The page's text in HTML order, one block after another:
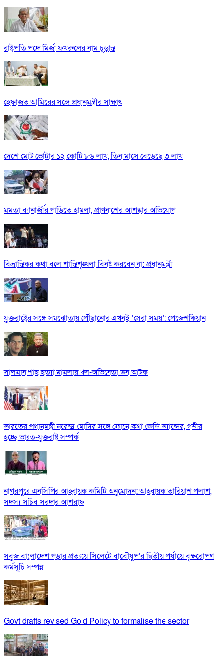
রাষ্ট্রপতি পদে মির্জা ফখরুলের নাম চূড়ান্ত
হেফাজত আমিরের সঙ্গে প্রধানমন্ত্রীর সাক্ষাৎ
দেশে মোট ভোটার ১২ কোটি ৮৬ লাখ, তিন মাসে বেড়েছে ৩ লাখ
মমতা ব্যানার্জীর গাড়িতে হামলা, প্রাণনাশের আশঙ্কার অভিযোগ
বিভ্রান্তিকর কথা বলে শান্তিশৃঙ্খলা বিনষ্ট করবেন না: প্রধানমন্ত্রী
যুক্তরাষ্ট্রের সঙ্গে সমঝোতায় পৌঁছানোর এখনই ‘সেরা সময়’: পেজেশকিয়ান
সালমান শাহ হত্যা মামলায় খল-অভিনেতা ডন আটক
ভারতের প্রধানমন্ত্রী নরেন্দ্র মোদির সঙ্গে ফোনে কথা জেডি ভ্যান্সের, গভীর
হচ্ছে ভারত-যুক্তরাষ্ট্র সম্পর্ক
নাগরপুরে এনসিপির আহ্বায়ক কমিটি অনুমোদন: আহ্বায়ক তারিয়াশ পলাশ,
সদস্য সচিব সরদার আশরাফ
সবুজ বাংলাদেশ গড়ার প্রত্যয়ে সিলেটে বাবৌযুপ’র দ্বিতীয় পর্যায়ে বৃক্ষরোপণ
কর্মসূচি সম্পন্ন
Govt drafts revised Gold Policy to formalise the sector